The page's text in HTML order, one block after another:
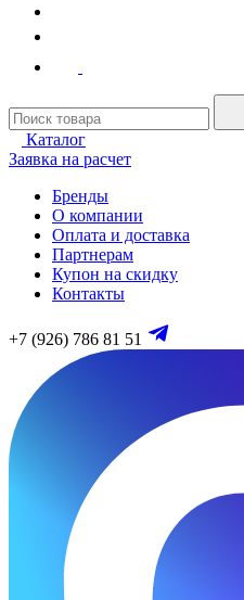
Каталог
Заявка на расчет
Бренды
О компании
Оплата и доставка
Партнерам
Купон на скидку
Контакты
+7 (926) 786 81 51